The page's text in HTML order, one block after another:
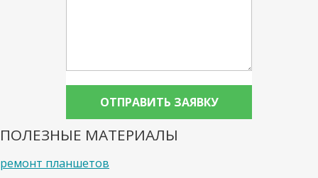
ПОЛЕЗНЫЕ МАТЕРИАЛЫ
ремонт планшетов